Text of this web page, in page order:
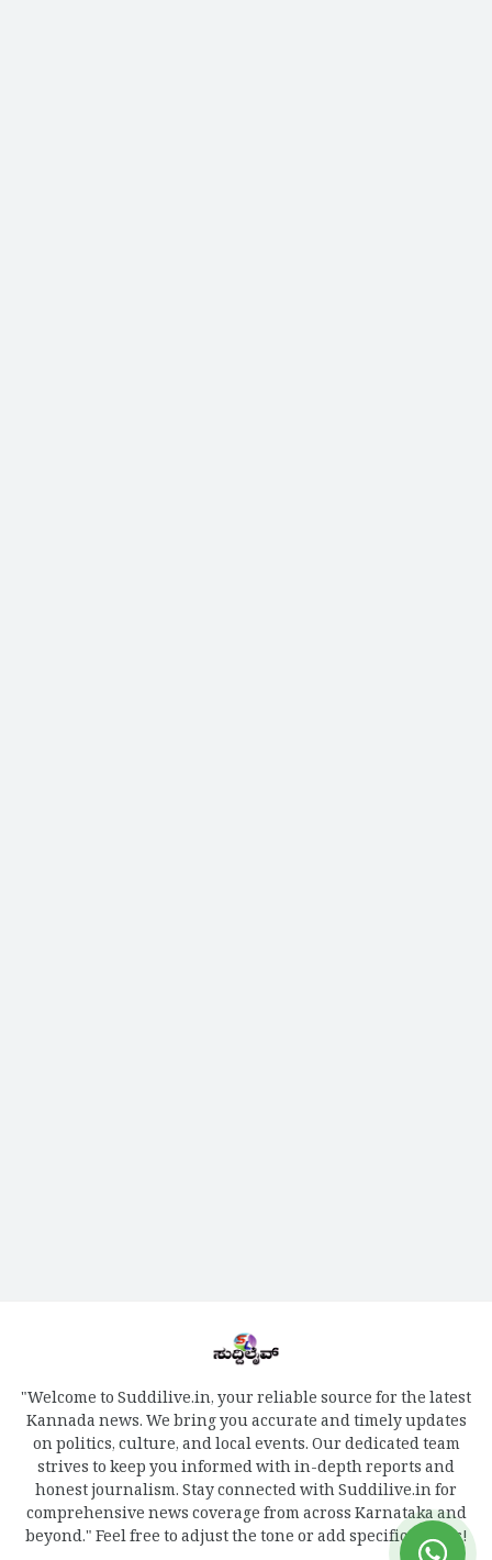
"Welcome to Suddilive.in, your reliable source for the latest
Kannada news. We bring you accurate and timely updates
on politics, culture, and local events. Our dedicated team
strives to keep you informed with in-depth reports and
honest journalism. Stay connected with Suddilive.in for
comprehensive news coverage from across Karnataka and
beyond." Feel free to adjust the tone or add specific details!